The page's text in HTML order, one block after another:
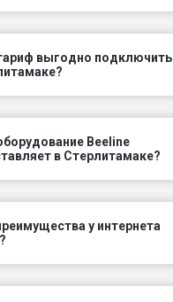
пер
пер
пер
пер
пер
выгодно подключить
Beeline
в Стерлитамаке?
у интернета